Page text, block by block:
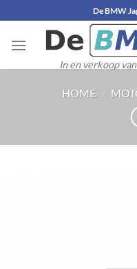
naar
inhoud
De BMW
In en verkoop
HOME /